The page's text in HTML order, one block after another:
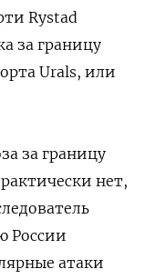
Rystad
за границу
Urals, или
за границу
нет,
России
атаки